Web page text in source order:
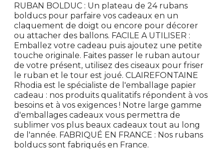
RUBAN BOLDUC : Un plateau de 24 rubans
bolducs pour parfaire vos cadeaux en un
claquement de doigt ou encore pour décorer
ou attacher des ballons. FACILE A UTILISER :
Emballez votre cadeau puis ajoutez une petite
touche originale. Faites passer le ruban autour
de votre présent, utilisez des ciseaux pour friser
le ruban et le tour est joué. CLAIREFONTAINE
Rhodia est le spécialiste de l'emballage papier
cadeau : nos produits qualitatifs répondent à vos
besoins et à vos exigences ! Notre large gamme
d'emballages cadeaux vous permettra de
sublimer vos plus beaux cadeaux tout au long
de l'année. FABRIQUÉ EN FRANCE : Nos rubans
bolducs sont fabriqués en France.